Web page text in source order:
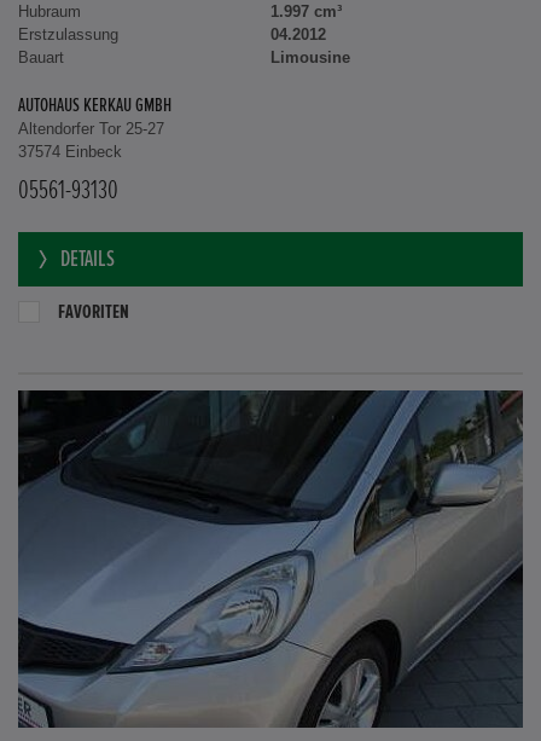
Hubraum
1.997 cm³
Erstzulassung
04.2012
Bauart
Limousine
AUTOHAUS KERKAU GMBH
Altendorfer Tor 25-27
37574 Einbeck
05561-93130
DETAILS
FAVORITEN